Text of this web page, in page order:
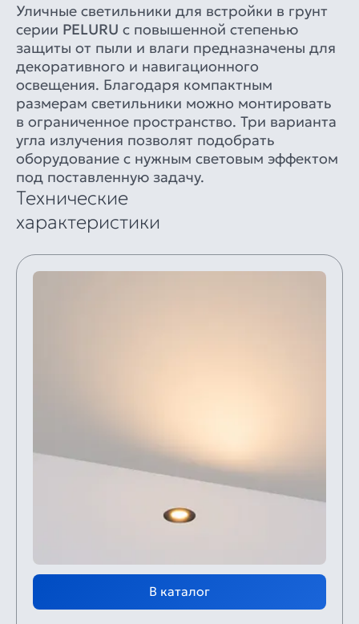
Уличные светильники для встройки в грунт
серии PELURU с повышенной степенью
защиты от пыли и влаги предназначены для
декоративного и навигационного
освещения. Благодаря компактным
размерам светильники можно монтировать
в ограниченное пространство. Три варианта
угла излучения позволят подобрать
оборудование с нужным световым эффектом
под поставленную задачу.
Технические
характеристики
В каталог